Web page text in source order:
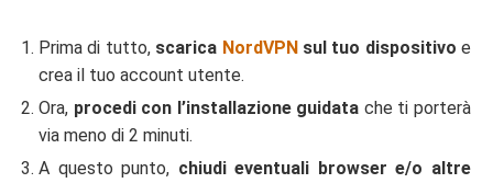
Prima di tutto, scarica NordVPNsul tuo dispositivo e
crea il tuo account utente.
Ora, procedi con l’installazione guidata che ti porterà
via meno di 2 minuti.
A questo punto, chiudi eventuali browser e/o altre